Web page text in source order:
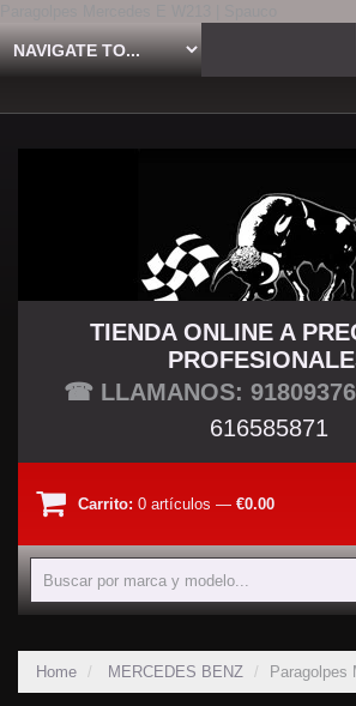
TU TIENDA
TIENDA ONLINE A
☎ LLAMANOS:
616585871
Carrito: 0 artículos — €0.00
Home MERCEDES BENZ Paragolpes